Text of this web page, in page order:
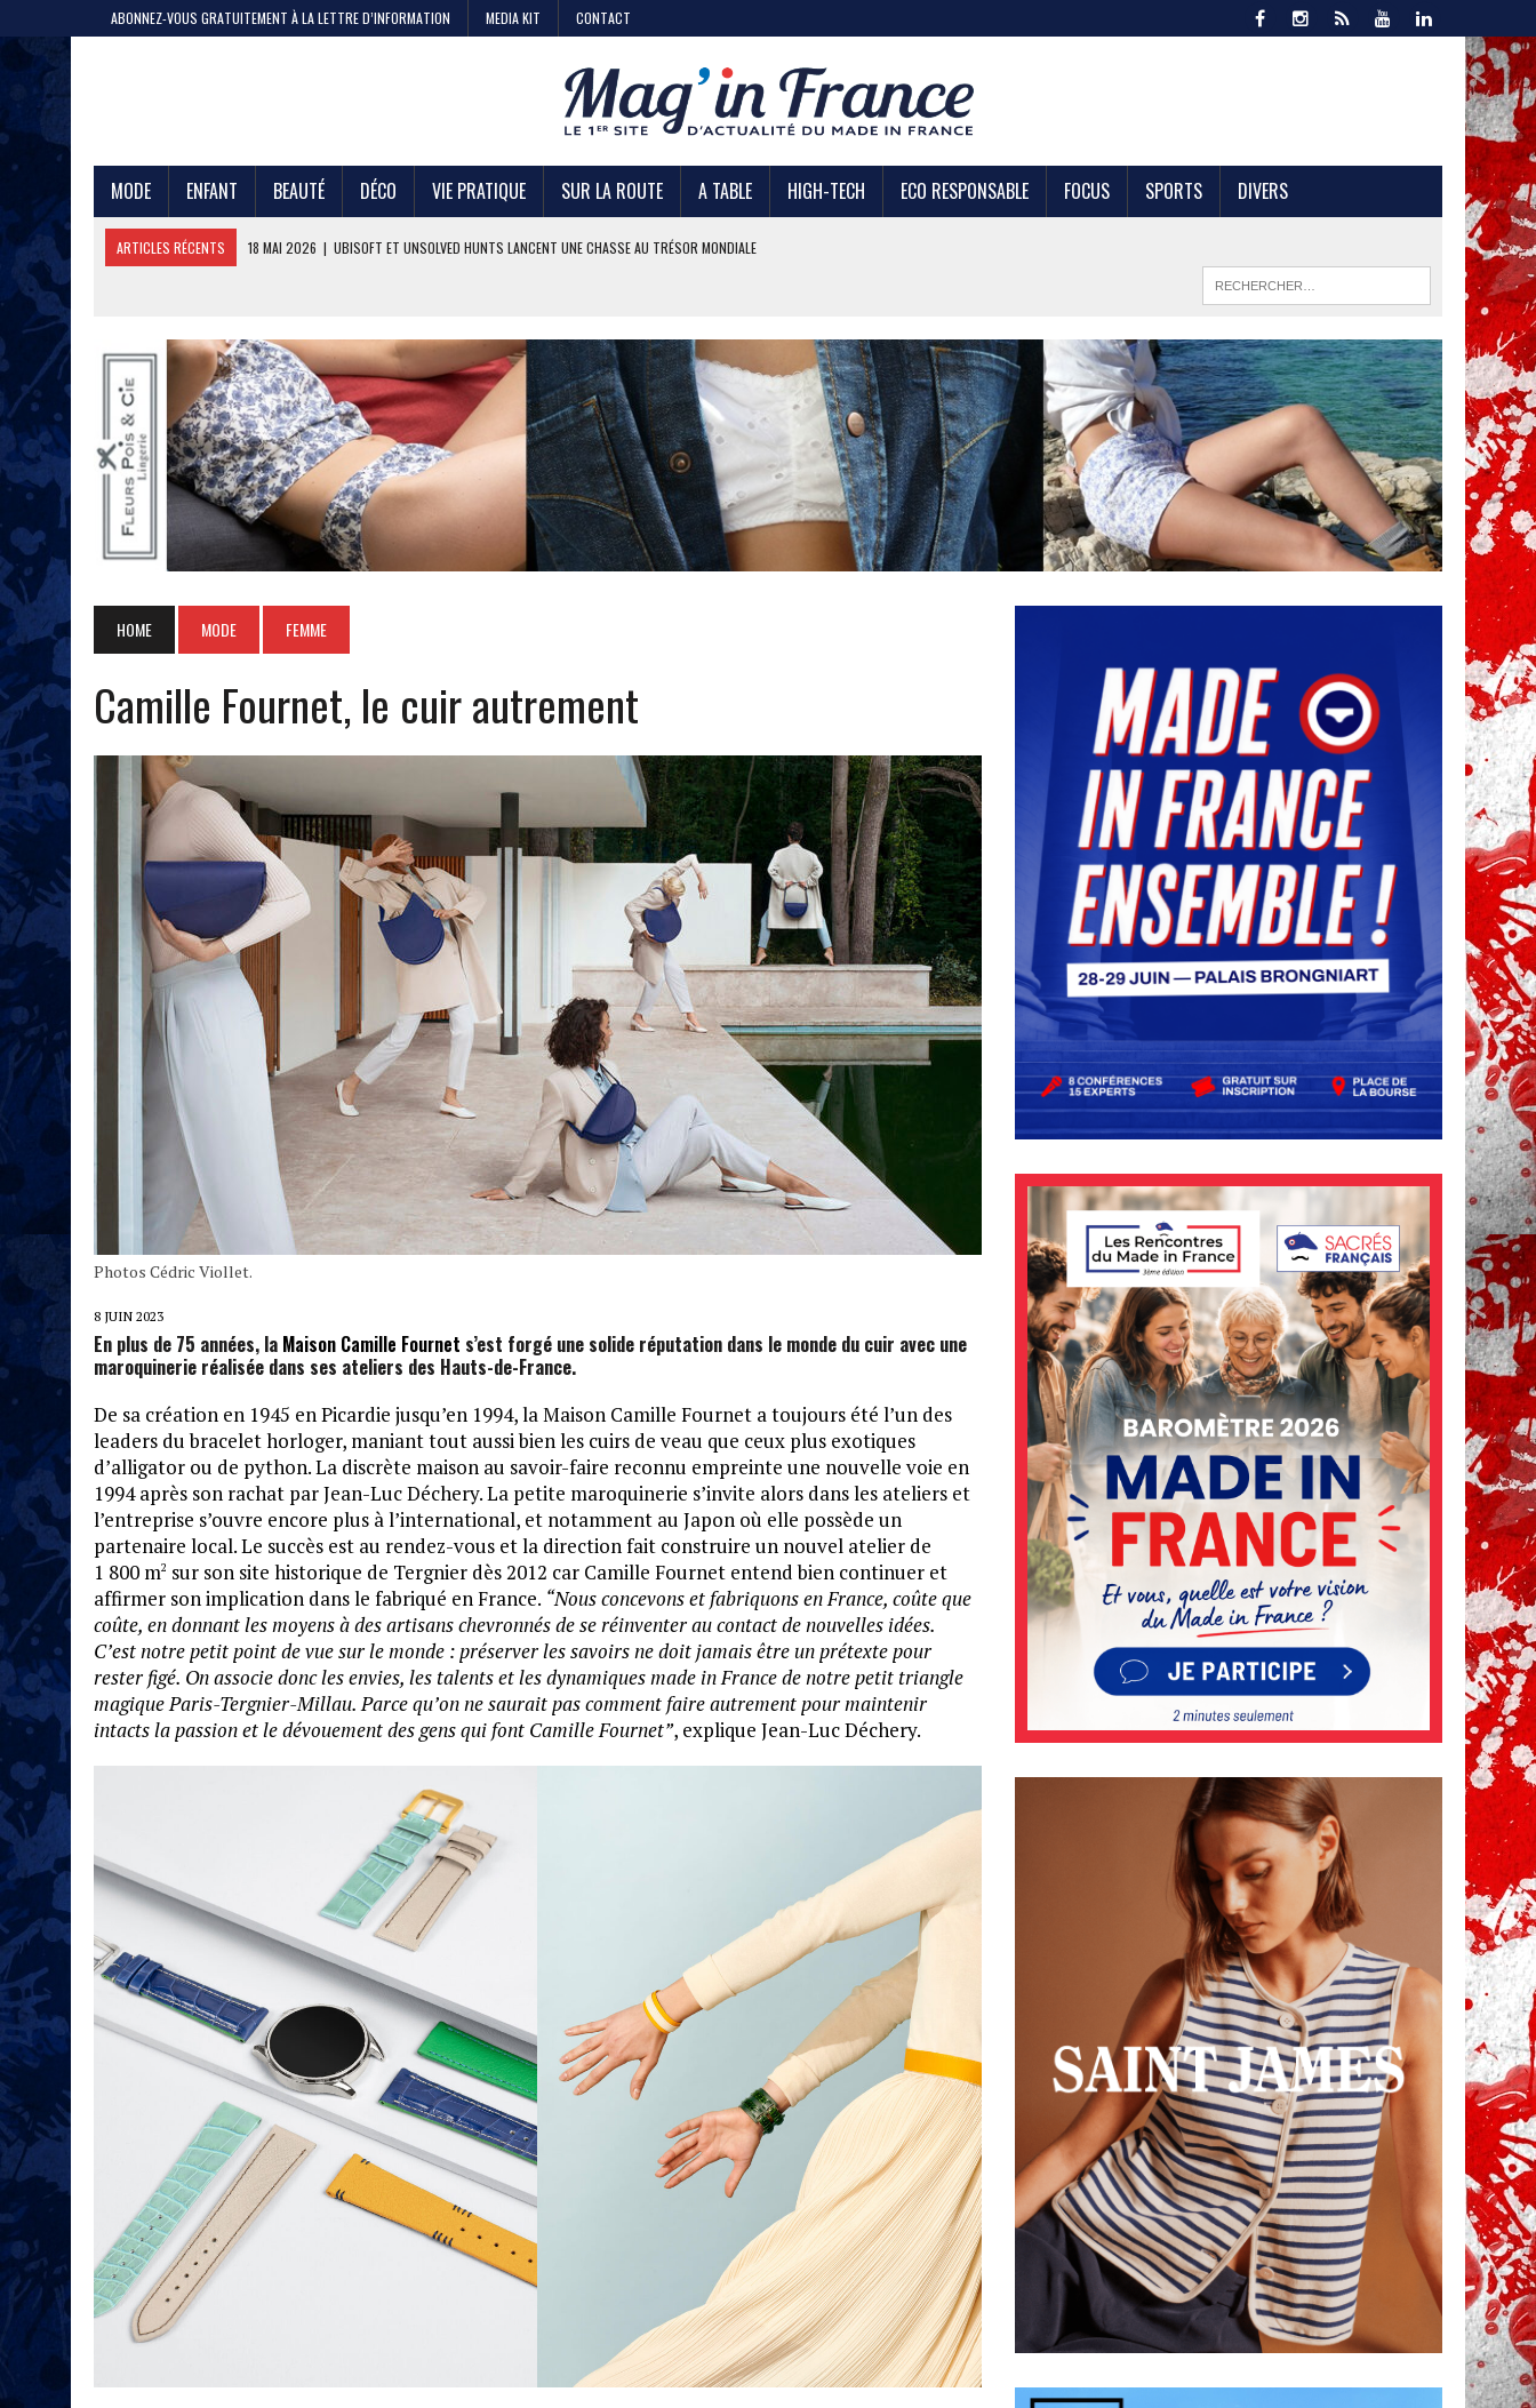
ABONNEZ-VOUS GRATUITEMENT À LA LETTRE D’INFORMATION MEDIA KIT CONTACT
MODE ENFANT BEAUTÉ DÉCO VIE PRATIQUE SUR LA ROUTE A TABLE HIGH-TECH ECO RESPONSABLE FOCUS SPORTS DIVERS
ARTICLES RÉCENTS 11 MAI 2026 | CRISTEL, 200 ANS DE SAVOIR-FAIRE
24 AVRIL 2026 | DEEPFOIL, POUR LES ADEPTES DU GRAND BLEU
21 AVRIL 2026 | 100 000 JEANS FABRIQUÉS EN FRANCE POUR JULES ET KIABI
17 AVRIL 2026 | DURALEX LANCE PICARDIE 58 CL, REMÈDE OU ERREUR DE STRATÉGIE ?
3 JUIN 2026 | L’ÉTERNELLE MARINIÈRE SAINT JAMES
18 MAI 2026
UBISOFT ET UNSOLVED HUNTS LANCENT UNE CHASSE AU TRÉSOR MONDIALE
HOME MODE FEMME
Camille Fournet, le cuir autrement
Photos Cédric Viollet.
8 JUIN 2023
En plus de 75 années, la Maison Camille Fournet s’est forgé une solide réputation dans le monde du cuir avec une
maroquinerie réalisée dans ses ateliers des Hauts-de-France.
De sa création en 1945 en Picardie jusqu’en 1994, la Maison Camille Fournet a toujours été l’un des
leaders du bracelet horloger, maniant tout aussi bien les cuirs de veau que ceux plus exotiques
d’alligator ou de python. La discrète maison au savoir-faire reconnu empreinte une nouvelle voie en
1994 après son rachat par Jean-Luc Déchery. La petite maroquinerie s’invite alors dans les ateliers et
l’entreprise s’ouvre encore plus à l’international, et notamment au Japon où elle possède un
partenaire local. Le succès est au rendez-vous et la direction fait construire un nouvel atelier de
1 800 m2 sur son site historique de Tergnier dès 2012 car Camille Fournet entend bien continuer et
affirmer son implication dans le fabriqué en France. “Nous concevons et fabriquons en France, coûte que
coûte, en donnant les moyens à des artisans chevronnés de se réinventer au contact de nouvelles idées.
C’est notre petit point de vue sur le monde : préserver les savoirs ne doit jamais être un prétexte pour
rester figé. On associe donc les envies, les talents et les dynamiques made in France de notre petit triangle
magique Paris-Tergnier-Millau. Parce qu’on ne saurait pas comment faire autrement pour maintenir
intacts la passion et le dévouement des gens qui font Camille Fournet”, explique Jean-Luc Déchery.